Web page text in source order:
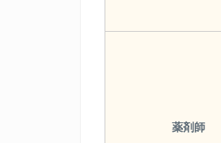
薬剤師